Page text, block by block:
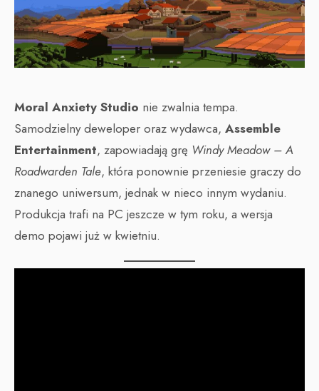
Moral Anxiety Studio nie zwalnia tempa.
Samodzielny deweloper oraz wydawca, Assemble
Entertainment, zapowiadają grę Windy Meadow – A
Roadwarden Tale, która ponownie przeniesie graczy do
znanego uniwersum, jednak w nieco innym wydaniu.
Produkcja trafi na PC jeszcze w tym roku, a wersja
demo pojawi już w kwietniu.